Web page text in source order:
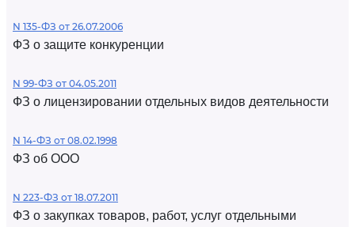
N 135-ФЗ от 26.07.2006
ФЗ о защите конкуренции
N 99-ФЗ от 04.05.2011
ФЗ о лицензировании отдельных видов деятельности
N 14-ФЗ от 08.02.1998
ФЗ об ООО
N 223-ФЗ от 18.07.2011
ФЗ о закупках товаров, работ, услуг отдельными